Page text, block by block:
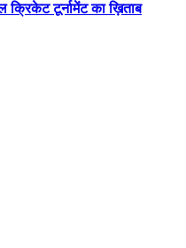
क्रिकेट टूर्नामेंट का ख़िताब